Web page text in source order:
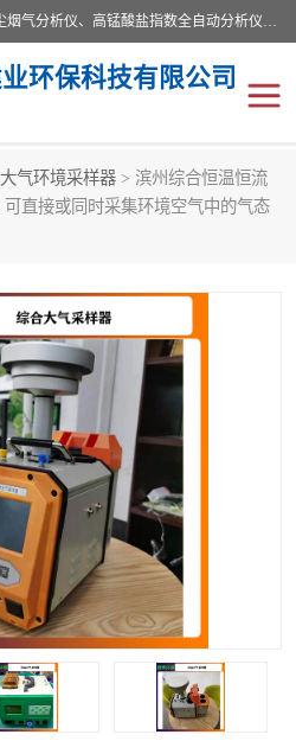
青岛路博环保公司主营：低浓度烟尘烟气分析仪、高锰酸盐指数全自动分析仪、便携式超声波明渠流量计、便携式水质采样器、恒温恒湿称重系统、手持式油烟检测仪等;是一家集环保科研、设计、生产、维护、销售和系统集成为一体的综合性高科技企业。路博人秉承"科学技术是第一生产力的重要理念，倡导环境友好型的生产、生活和消费方式。
环保科技有限公司
大气环境采样器 > 滨州综合恒温恒流
直接或同时采集环境空气中的气态
气体检测仪
二恶英采集器
LB-8110降水降尘采样器
LB-7035油气回收
大气环境采样器
LB-62便携式烟气分析仪
大气采样器
水质采样器
油烟监测仪